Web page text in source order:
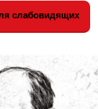
слабовидящих